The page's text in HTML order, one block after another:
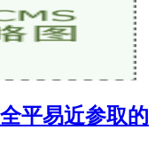
平易近参取的